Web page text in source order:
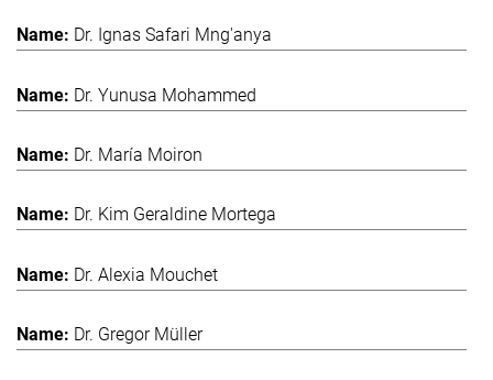
Dr. Ignas Safari Mng'anya
Dr. Yunusa Mohammed
Dr. María Moiron
Dr. Kim Geraldine Mortega
Dr. Alexia Mouchet
Dr. Gregor Müller